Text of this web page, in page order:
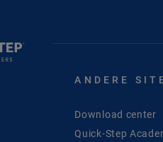
ANDERE
Download center
Quick-Step